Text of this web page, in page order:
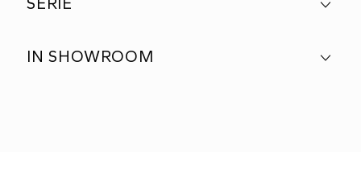
IN SHOWROOM